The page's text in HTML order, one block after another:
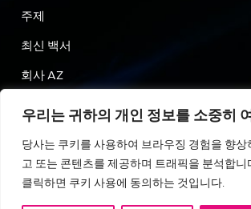
우리는 귀하의 개인 정보를 소중히
당사는 쿠키를 사용하여 브라우징 경험을 향
고 또는 콘텐츠를 제공하며 트래픽을 분석합니
클릭하면 쿠키 사용에 동의하는 것입니다.
주제
최신 백서
회사 AZ
문의하기
이용약관